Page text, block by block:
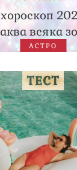
всяка
АСТРО